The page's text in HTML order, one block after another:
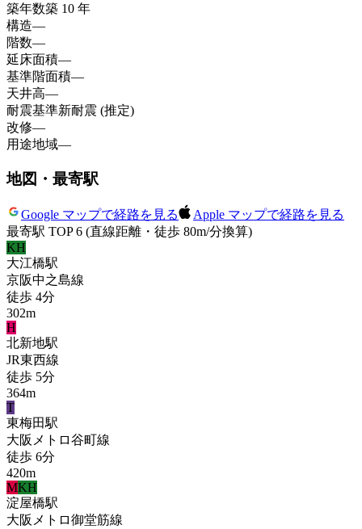
築年数築 10 年
構造—
階数—
延床面積—
基準階面積—
天井高—
耐震基準新耐震 (推定)
改修—
用途地域—
地図・最寄駅
Google マップで経路を見る
Apple マップで経路を見る
最寄駅 TOP 6 (直線距離・徒歩 80m/分換算)
KH
大江橋駅
京阪中之島線
徒歩 4分
302m
H
北新地駅
JR東西線
徒歩 5分
364m
T
東梅田駅
大阪メトロ谷町線
徒歩 6分
420m
MKH
淀屋橋駅
大阪メトロ御堂筋線